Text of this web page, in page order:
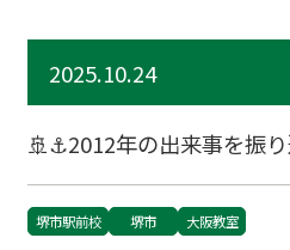
2025.10.24
🚢⚓2012年の出来事を振
堺市駅前校 堺市 大阪教室